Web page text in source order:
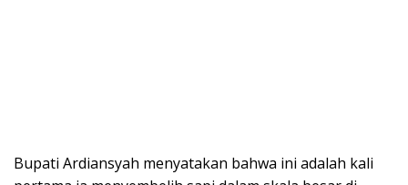
Bupati Ardiansyah menyatakan bahwa ini adalah kali